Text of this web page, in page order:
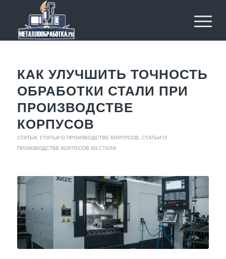
КАК УЛУЧШИТЬ ТОЧНОСТЬ
ОБРАБОТКИ СТАЛИ ПРИ
ПРОИЗВОДСТВЕ
КОРПУСОВ
СТАТЬИ, СТАТЬИ О ПРОИЗВОДСТВЕ КОРПУСОВ СТАТЬИ О
ПРОИЗВОДСТВЕ КОРПУСОВ ИЗ СТАЛИ